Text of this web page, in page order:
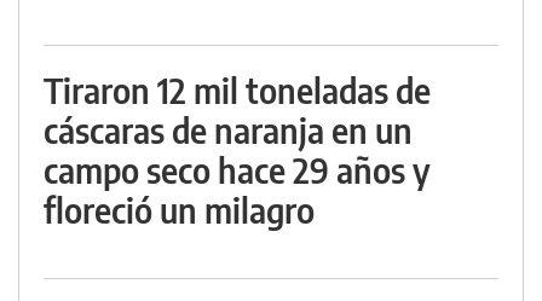
Tiraron 12 mil toneladas de
cáscaras de naranja en un
campo seco hace 29 años y
floreció un milagro